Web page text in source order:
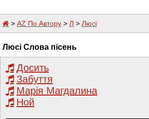
> AZ По Автору > Л > Люсі
Люсі Слова пісень
Досить
Забуття
Марія Магдалина
Ной